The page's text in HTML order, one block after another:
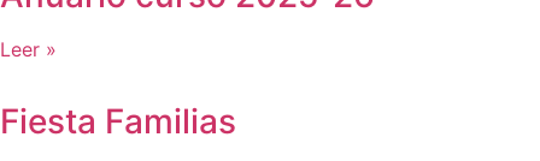
Leer »
Fiesta Familias